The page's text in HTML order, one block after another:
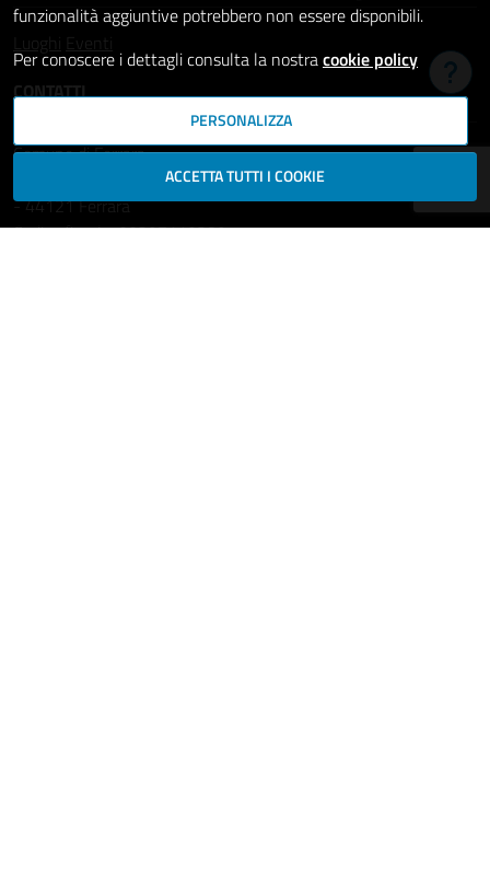
Luoghi
Eventi
CONTATTI
Comune di Ferrara
Piazza del Municipio, 2
- 44121 Ferrara
Codice fiscale: 00297110389
funzionalità aggiuntive potrebbero non essere disponibili.
Per conoscere i dettagli consulta la nostracookie policy
PERSONALIZZA
ACCETTA TUTTI I COOKIE
Hai